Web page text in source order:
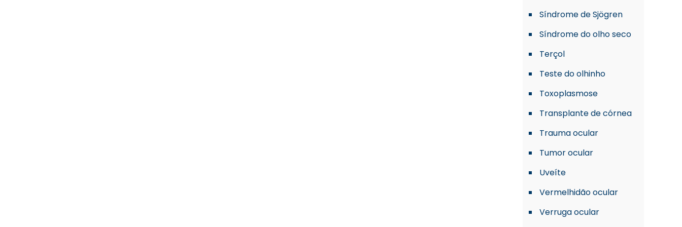
Síndrome de Sjögren
Síndrome do olho seco
Terçol
Teste do olhinho
Toxoplasmose
Transplante de córnea
Trauma ocular
Tumor ocular
Uveíte
Vermelhidão ocular
Verruga ocular